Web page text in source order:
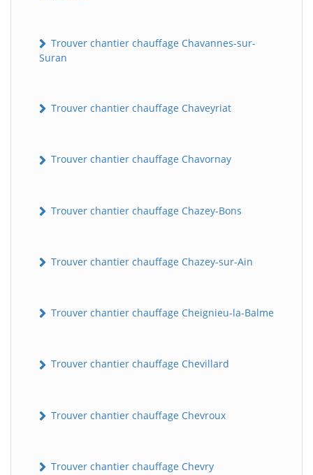
Trouver chantier chauffage Chavannes-sur-
Suran
Trouver chantier chauffage Chaveyriat
Trouver chantier chauffage Chavornay
Trouver chantier chauffage Chazey-Bons
Trouver chantier chauffage Chazey-sur-Ain
Trouver chantier chauffage Cheignieu-la-Balme
Trouver chantier chauffage Chevillard
Trouver chantier chauffage Chevroux
Trouver chantier chauffage Chevry